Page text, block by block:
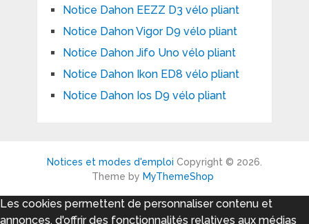
Notice Dahon EEZZ D3 vélo pliant
Notice Dahon Vigor D9 vélo pliant
Notice Dahon Jifo Uno vélo pliant
Notice Dahon Ikon ED8 vélo pliant
Notice Dahon Ios D9 vélo pliant
Notices et modes d'emploi Copyright © 2026.
Theme by MyThemeShop
Les cookies permettent de personnaliser contenu et
annonces, d'offrir des fonctionnalités relatives aux médias